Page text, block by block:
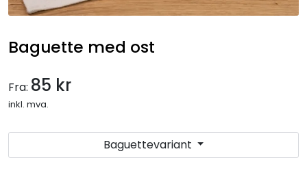
Baguette med ost
Fra: 85 kr
inkl. mva.
Baguettevariant
Selskapsmeny